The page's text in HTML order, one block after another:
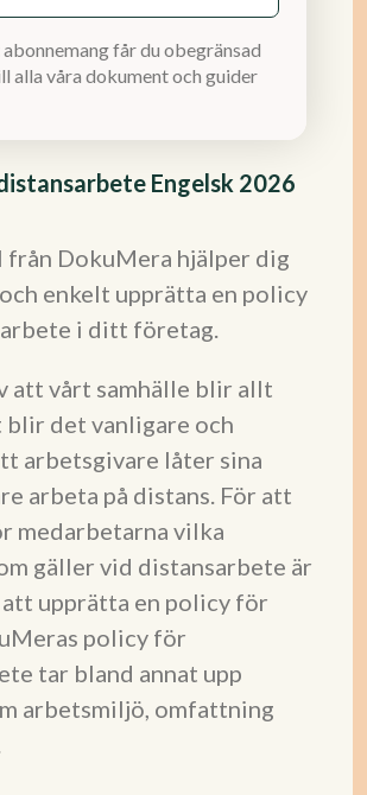
Engelsk 2026
från DokuMera hjälper dig
enkelt upprätta en policy
i ditt företag.
att vårt samhälle blir allt
det vanligare och
arbetsgivare låter sina
arbeta på distans. För att
medarbetarna vilka
gäller vid distansarbete är
upprätta en policy för
policy för
tar bland annat upp
arbetsmiljö, omfattning
får du obegränsad
alla våra dokument och guider